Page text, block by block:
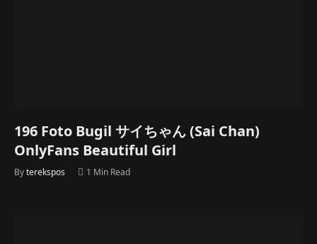
196 Foto Bugil サイちゃん (Sai Chan)
OnlyFans Beautiful Girl
Byterekspos 1 Min Read